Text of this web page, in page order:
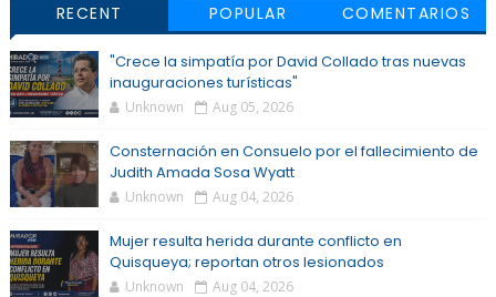
RECENT POPULAR COMENTARIOS
"Crece la simpatía por David Collado tras nuevas
inauguraciones turísticas"
Unknown Aug 05, 2026
Consternación en Consuelo por el fallecimiento de
Judith Amada Sosa Wyatt
Unknown Aug 04, 2026
Mujer resulta herida durante conflicto en
Quisqueya; reportan otros lesionados
Unknown Aug 04, 2026